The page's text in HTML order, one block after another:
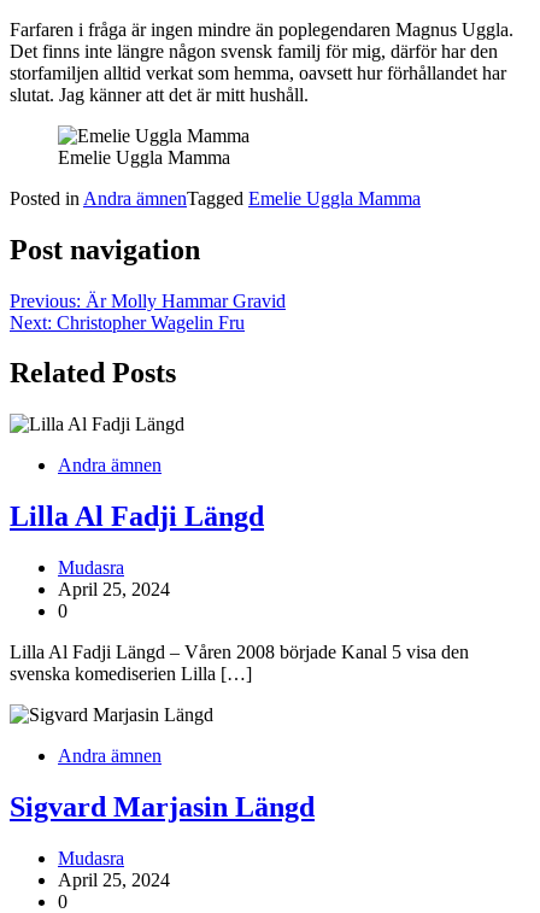
Farfaren i fråga är ingen mindre än poplegendaren Magnus Uggla.
Det finns inte längre någon svensk familj för mig, därför har den
storfamiljen alltid verkat som hemma, oavsett hur förhållandet har
slutat. Jag känner att det är mitt hushåll.
Emelie Uggla Mamma
Posted in Andra ämnenTagged Emelie Uggla Mamma
Post navigation
Previous: Är Molly Hammar Gravid
Next: Christopher Wagelin Fru
Related Posts
Andra ämnen
Lilla Al Fadji Längd
Mudasra
April 25, 2024
0
Lilla Al Fadji Längd – Våren 2008 började Kanal 5 visa den
svenska komediserien Lilla […]
Andra ämnen
Sigvard Marjasin Längd
Mudasra
April 25, 2024
0